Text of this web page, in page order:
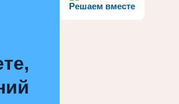
Решаем вместе